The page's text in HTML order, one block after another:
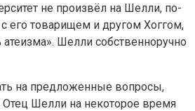
не произвёл на Шелли, по-
его товарищем и другом Хоггом,
Шелли собственноручно
на предложенные вопросы,
Отец Шелли на некоторое время